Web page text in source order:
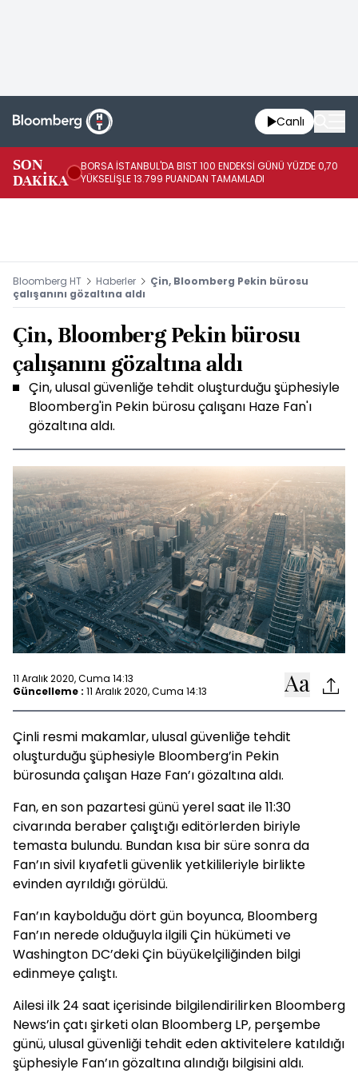
Canlı
SON
DAKİKA
BORSA İSTANBUL'DA BIST 100 ENDEKSİ GÜNÜ YÜZDE 0,70
YÜKSELİŞLE 13.799 PUANDAN TAMAMLADI
Bloomberg HT Haberler
Çin, Bloomberg Pekin bürosu
çalışanını gözaltına aldı
Çin, Bloomberg Pekin bürosu
çalışanını gözaltına aldı
Çin, ulusal güvenliğe tehdit oluşturduğu şüphesiyle
Bloomberg'in Pekin bürosu çalışanı Haze Fan'ı
gözaltına aldı.
11 Aralık 2020, Cuma 14:13
Güncelleme : 11 Aralık 2020, Cuma 14:13
Çinli resmi makamlar, ulusal güvenliğe tehdit
oluşturduğu şüphesiyle Bloomberg’in Pekin
bürosunda çalışan Haze Fan’ı gözaltına aldı.
Fan, en son pazartesi günü yerel saat ile 11:30
civarında beraber çalıştığı editörlerden biriyle
temasta bulundu. Bundan kısa bir süre sonra da
Fan’ın sivil kıyafetli güvenlik yetkilileriyle birlikte
evinden ayrıldığı görüldü.
Fan’ın kaybolduğu dört gün boyunca, Bloomberg
Fan’ın nerede olduğuyla ilgili Çin hükümeti ve
Washington DC’deki Çin büyükelçiliğinden bilgi
edinmeye çalıştı.
Ailesi ilk 24 saat içerisinde bilgilendirilirken Bloomberg
News’in çatı şirketi olan Bloomberg LP, perşembe
günü, ulusal güvenliği tehdit eden aktivitelere katıldığı
şüphesiyle Fan’ın gözaltına alındığı bilgisini aldı.